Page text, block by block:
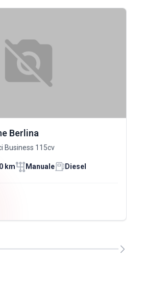
Berlina
Business 115cv
km Manuale Diesel